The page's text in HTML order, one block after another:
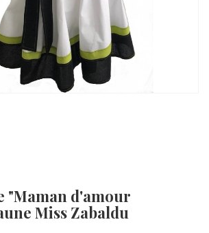
"Maman d'amour
Miss Zabaldu